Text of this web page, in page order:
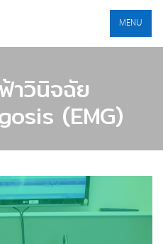
MENU
าวินิจฉัย
(EMG)